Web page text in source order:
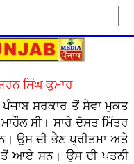
ਸਿੰਘ ਕੁਮਾਰ
ਸਰਕਾਰ ਤੋਂ ਸੇਵਾ ਮੁਕਤ
ਸੀ। ਸਾਰੇ ਦੋਸਤ ਮਿੱਤਰ
ਉਸ ਦੀ ਭੈਣ ਪ੍ਰੀਤਮਾ ਅਤੇ
ਤੋਂ ਆਏ ਸਨ। ਉਸ ਦੀ ਪਤਨੀ